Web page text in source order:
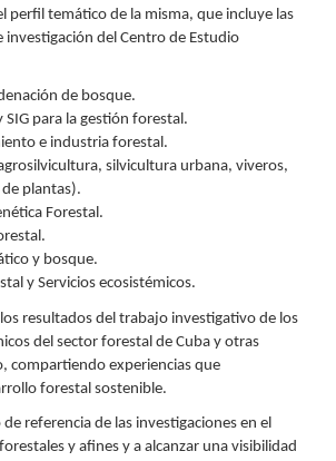
perfil temático de la misma, que incluye las
investigación del Centro de Estudio
de bosque.
SIG para la gestión forestal.
e industria forestal.
silvicultura urbana, viveros,
plantas).
Forestal.
y bosque.
y Servicios ecosistémicos.
resultados del trabajo investigativo de los
del sector forestal de Cuba y otras
compartiendo experiencias que
forestal sostenible.
referencia de las investigaciones en el
y afines y a alcanzar una visibilidad